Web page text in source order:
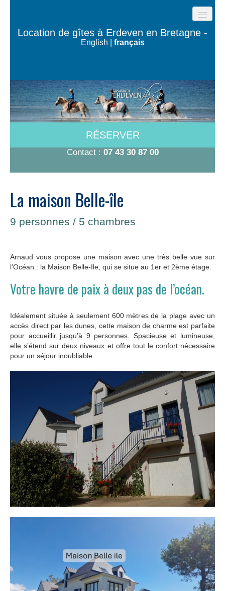
Location de gîtes à Erdeven en Bretagne -
English français
ACCUEIL
GÎTES DE LA PLAGE
MAISON TY BUGALÉ
CHAMBRES À 600M DE LA PLAGE
A VOIR/A FAIRE
TARIFS-DISPO
CONTACT
RÉSERVER
Contact : 07 43 30 87 00
La maison Belle-île
9 personnes / 5 chambres
Arnaud vous propose une maison avec une très belle vue sur
l’Océan : la Maison Belle-Ile, qui se situe au 1er et 2ème étage.
Votre havre de paix à deux pas de l’océan.
Idéalement située à seulement 600 mètres de la plage avec un
accès direct par les dunes, cette maison de charme est parfaite
pour accueillir jusqu’à 9 personnes. Spacieuse et lumineuse,
elle s’étend sur deux niveaux et offre tout le confort nécessaire
pour un séjour inoubliable.